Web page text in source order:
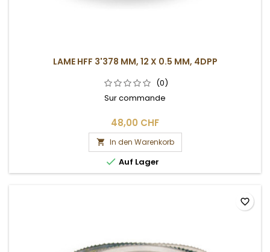
LAME HFF 3'378 MM, 12 X 0.5 MM, 4DPP
(0)
Sur commande
48,00 CHF
 In den Warenkorb
 Auf Lager
favorite_border